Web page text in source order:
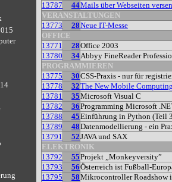
13787
44Mails über Webseiten
VERANSTALTUNGEN
13773
28Neue IT-Messe
OFFICE
13771
28Office 2003
13780
34Abbyy FineReader
PROGRAMMIEREN
13775
30CSS-Praxis - nur für
13778
32The New Mobile
13781
35Microsoft Visual C
13782
36Programming Microsoft
13788
45Einführung in Python (Teil
13789
48Datenmodellierung - ein
13791
52JAVA und SAX
ELEKTRONIK
13792
55Projekt „Monkeyversity”
13793
56Österreich ist Fußball-
13795
58Mikrocontroller Roadshow